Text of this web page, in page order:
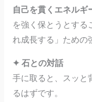
自己を貫くエネルギ
を強く保とうとする
れ成長する」ための
✦ 石との対話
手に取ると、スッと
るはずです。